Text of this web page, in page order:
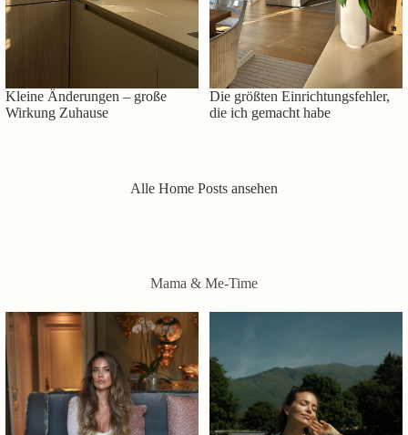
Kleine Änderungen – große
Wirkung Zuhause
Die größten Einrichtungsfehler,
die ich gemacht habe
Alle Home Posts ansehen
Mama & Me-Time